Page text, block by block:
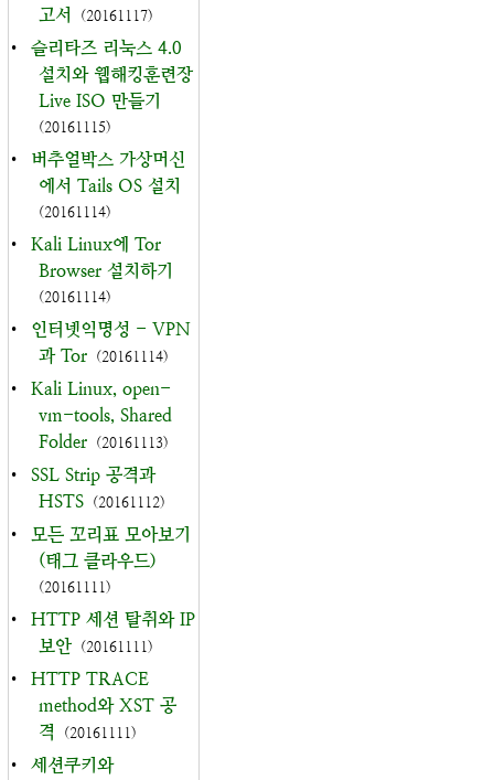
고서
(20161117)
•
슬리타즈 리눅스 4.0
설치와 웹해킹훈련장
Live ISO 만들기
(20161115)
•
버추얼박스 가상머신
에서 Tails OS 설치
(20161114)
•
Kali Linux에 Tor
Browser 설치하기
(20161114)
•
인터넷익명성 - VPN
과 Tor (20161114)
•
Kali Linux, open-
vm-tools, Shared
Folder (20161113)
•
SSL Strip 공격과
HSTS (20161112)
•
모든 꼬리표 모아보기
(태그 클라우드)
(20161111)
•
HTTP 세션 탈취와 IP
보안 (20161111)
•
HTTP TRACE
method와 XST 공
격
(20161111)
•
세션쿠키와